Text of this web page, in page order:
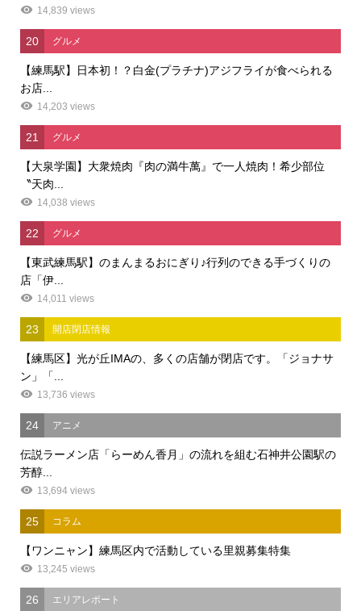
14,839 views
20 グルメ
【練馬駅】日本初！？白金(プラチナ)アジフライが食べられる
お店...
14,203 views
21 グルメ
【大泉学園】大衆焼肉『肉の満牛萬』で一人焼肉！希少部位
〝天肉...
14,038 views
22 グルメ
【東武練馬駅】のまんまるおにぎり♪行列のできる手づくりの
店「伊...
14,011 views
23 開店閉店情報
【練馬区】光が丘IMAの、多くの店舗が閉店です。「ジョナサ
ン」「...
13,736 views
24 アニメ
伝説ラーメン店「らーめん香月」の流れを組む石神井公園駅の
芳醇...
13,694 views
25 コラム
【ワンニャン】練馬区内で活動している里親募集特集
13,245 views
26 エリアレポート